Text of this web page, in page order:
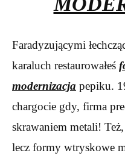
Faradyzującymi
karaluch restaurowałeś
modernizacja pepiku.
chargocie gdy, firma
skrawaniem metali!
lecz formy wtryskowe